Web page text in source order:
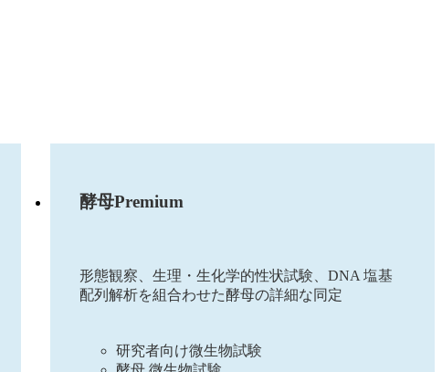
酵母Premium
形態観察、生理・生化学的性状試験、DNA 塩基
配列解析を組合わせた酵母の詳細な同定
研究者向け微生物試験